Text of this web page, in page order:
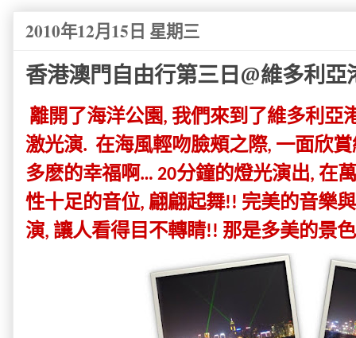
2010年12月15日 星期三
香港澳門自由行第三日@維多利亞
離開了海洋公園, 我們來到了維多利亞
激光演. 在海風輕吻臉頰之際, 一面欣
多麽的幸福啊… 20分鐘的燈光演出, 在
性十足的音位, 翩翩起舞!! 完美的音樂
演, 讓人看得目不轉睛!! 那是多美的景